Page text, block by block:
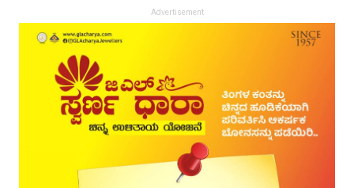
Advertisement